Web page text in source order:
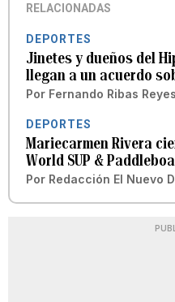
RELACIONADAS
DEPORTES
Jinetes y dueños del
llegan a un acuerdo
Por Fernando Ribas Reyes
DEPORTES
Mariecarmen Rivera
World SUP &
Por Redacción El Nuevo